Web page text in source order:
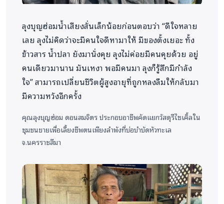
ยากไร้91ราย ผู้สูงอายุโดดเดี่ยว/ถูกทอดทิ้ง26
ราย
สิ่งที่ได้รับจากการดำเนินโครงการสามารถแบ่งออกได้
ดังนี้
ประโยชน์ต่อผู้สูงอายุ ทำให้ผู้สูงอายุได้รับอาหาร
และของใช้จำเป็นอย่างเพียงพอในช่วงระยะเวลา 2
เดือนผู้ป่วยติดเตียงได้รับอุปกรณ์ช่วยเหลือ คำ
แนะนำและเครื่องมือเพื่อช่วยลดความเสี่ยงแผลกด
มาเยี่ยมและพูดคุยมีการเชื่อมต่อและประสานงาน
กับโรงพยาบาลส่งเสริมสุขภาพตำบลในบางราย
เป็นต้น
ลุงบุญฮ่อมน้ำเสียงสั่นเล็กน้อยก่อนตอบว่า “ดีใจหลาย
เลย ลุงไม่คิดว่าจะมีคนใจดีหามาให้ มีของตั้งเยอะ ทั้ง
ข้าวสาร น้ำปลา ยังมานั่งคุย ลุงไม่ค่อยมีคนคุยด้วย อยู่
คนเดียวมานาน มันเหงา พอมีคนมา ลุงก็รู้สึกมีกำลัง
ใจ” สามารถเปลี่ยนชีวิตผู้สูงอายุที่ถูกหลงลืมให้กลับมา
มีความหวังอีกครั้ง
คุณลุงบุญฮ่อม ดอนสมจิตรประกอบอาชีพคัดแยกวัสดุรีไซเคิ้ลใน
ชุมชนขายเพื่อเลี้ยงชีพตนเพียงลำพังที่บ่อบำบัดหัวทะเล
จ.นครราชสีมา